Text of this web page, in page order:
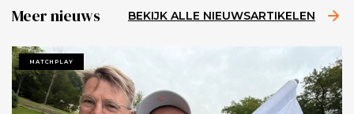
Meer nieuws BEKIJK ALLE NIEUWSARTIKELEN
MATCHPLAY